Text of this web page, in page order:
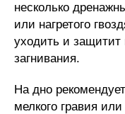
несколько
или нагретого
уходить и защитит
загнивания.
На дно
мелкого гравия или